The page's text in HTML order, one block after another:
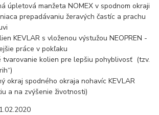
úpletová manžeta NOMEX v spodnom okraji
prepadávaniu žeravých častíc a prachu
KEVLAR s vloženou výstužou NEOPREN -
práce v pokľaku
tvarovanie kolien pre lepšiu pohyblivosť (tzv.
okraj spodného okraja nohavíc KEVLAR
a na zvýšenie životnosti)